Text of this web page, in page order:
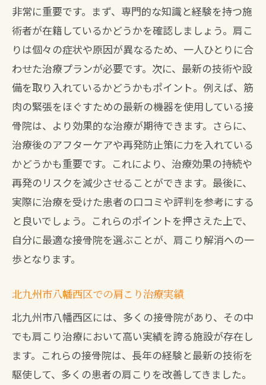
非常に重要です。まず、専門的な知識と経験を持つ施
術者が在籍しているかどうかを確認しましょう。肩こ
りは個々の症状や原因が異なるため、一人ひとりに合
わせた治療プランが必要です。次に、最新の技術や設
備を取り入れているかどうかもポイント。例えば、筋
肉の緊張をほぐすための最新の機器を使用している接
骨院は、より効果的な治療が期待できます。さらに、
治療後のアフターケアや再発防止策に力を入れている
かどうかも重要です。これにより、治療効果の持続や
再発のリスクを減少させることができます。最後に、
実際に治療を受けた患者の口コミや評判を参考にする
と良いでしょう。これらのポイントを押さえた上で、
自分に最適な接骨院を選ぶことが、肩こり解消への一
歩となります。
北九州市八幡西区での肩こり治療実績
北九州市八幡西区には、多くの接骨院があり、その中
でも肩こり治療において高い実績を誇る施設が存在し
ます。これらの接骨院は、長年の経験と最新の技術を
駆使して、多くの患者の肩こりを改善してきました。